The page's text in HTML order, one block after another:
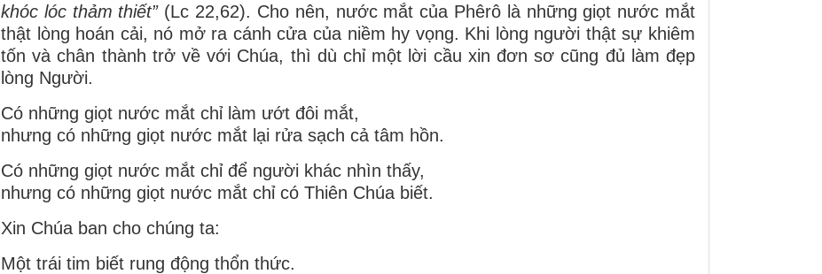
khóc lóc thảm thiết”(Lc 22,62). Cho nên, nước mắt của Phêrô là những giọt nước mắt
thật lòng hoán cải, nó mở ra cánh cửa của niềm hy vọng. Khi lòng người thật sự khiêm
tốn và chân thành trở về với Chúa, thì dù chỉ một lời cầu xin đơn sơ cũng đủ làm đẹp
lòng Người.
Có những giọt nước mắt chỉ làm ướt đôi mắt,
nhưng có những giọt nước mắt lại rửa sạch cả tâm hồn.
Có những giọt nước mắt chỉ để người khác nhìn thấy,
nhưng có những giọt nước mắt chỉ có Thiên Chúa biết.
Xin Chúa ban cho chúng ta:
Một trái tim biết rung động thổn thức.